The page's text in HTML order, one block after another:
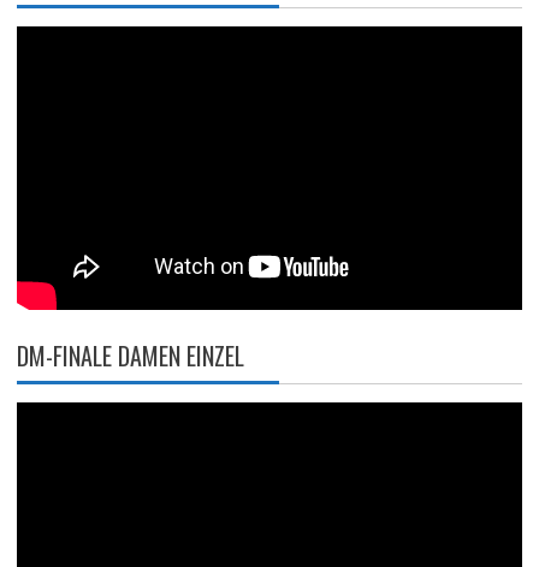
DM-FINALE DAMEN EINZEL